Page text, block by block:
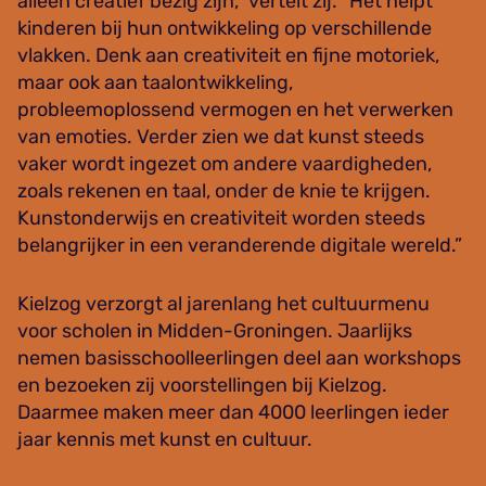
kinderen bij hun ontwikkeling op verschillende
vlakken. Denk aan creativiteit en fijne motoriek,
maar ook aan taalontwikkeling,
probleemoplossend vermogen en het verwerken
van emoties. Verder zien we dat kunst steeds
vaker wordt ingezet om andere vaardigheden,
zoals rekenen en taal, onder de knie te krijgen.
Kunstonderwijs en creativiteit worden steeds
belangrijker in een veranderende digitale wereld.”
Kielzog verzorgt al jarenlang het cultuurmenu
voor scholen in Midden-Groningen. Jaarlijks
nemen basisschoolleerlingen deel aan workshops
en bezoeken zij voorstellingen bij Kielzog.
Daarmee maken meer dan 4000 leerlingen ieder
jaar kennis met kunst en cultuur.